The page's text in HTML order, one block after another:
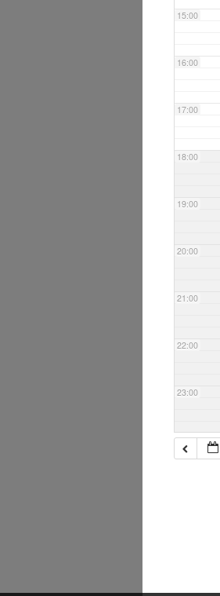
15:00
16:00
17:00
18:00
19:00
20:00
21:00
22:00
23:00